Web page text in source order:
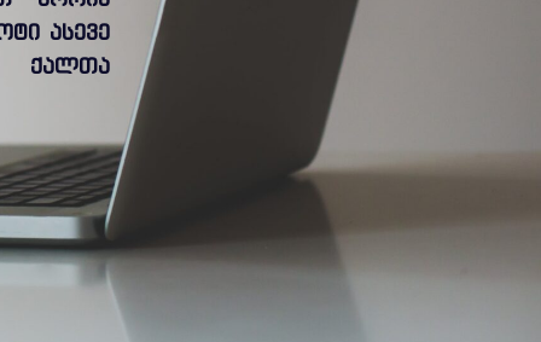
ასევე
ქალთა